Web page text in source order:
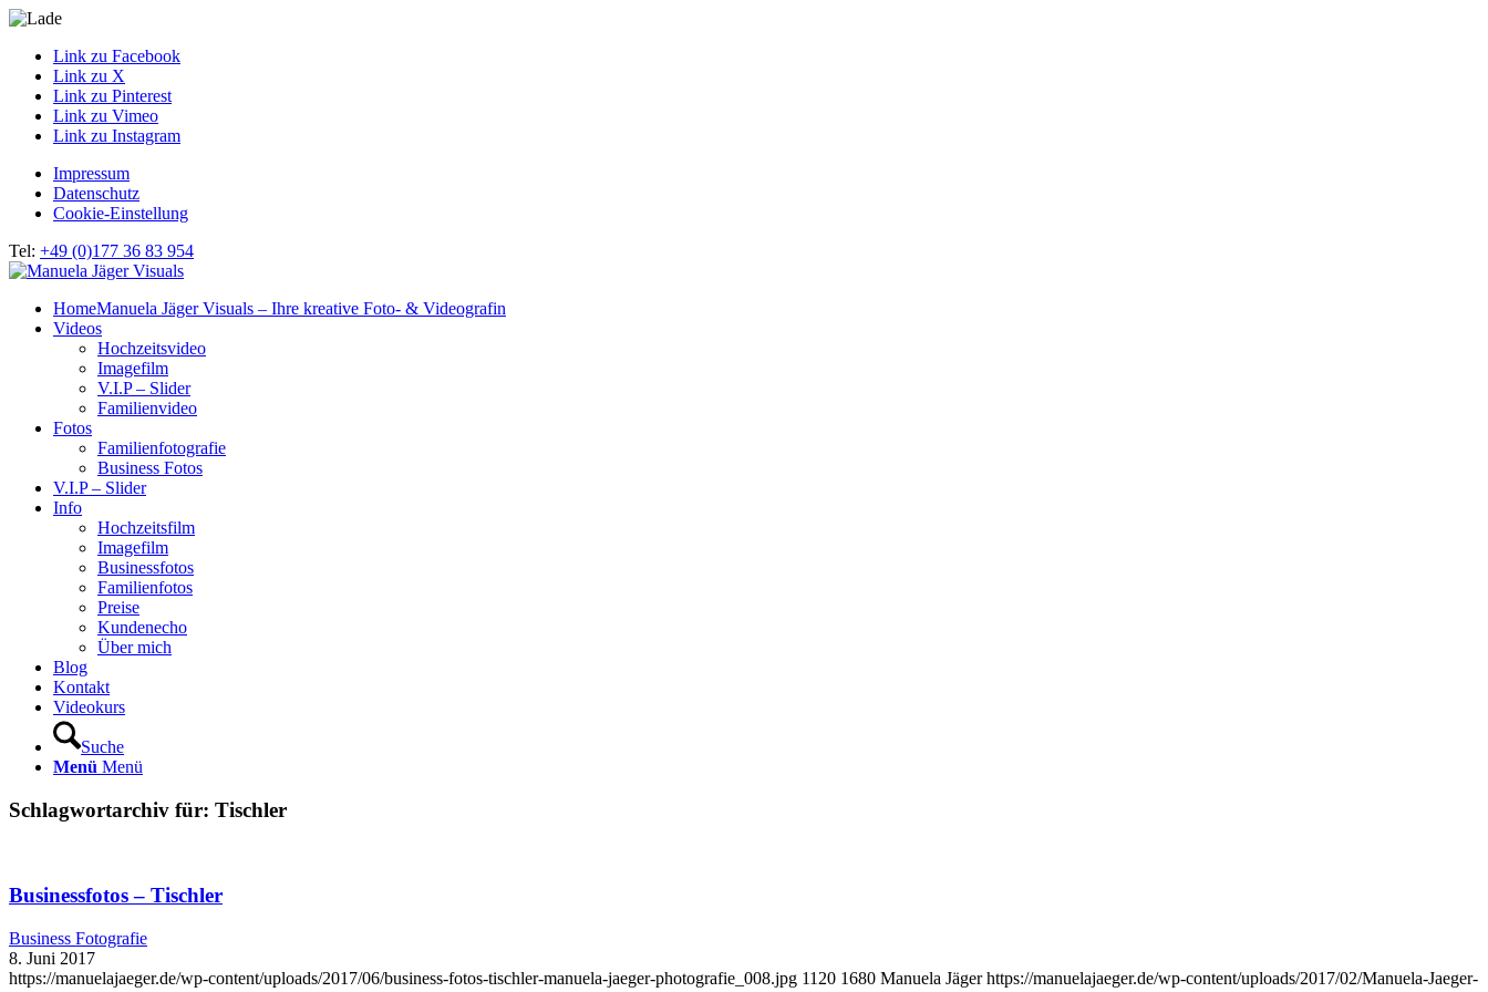
Link zu Facebook
Link zu X
Link zu Pinterest
Link zu Vimeo
Link zu Instagram
Impressum
Datenschutz
Cookie-Einstellung
Tel: +49 (0)177 36 83 954
HomeManuela Jäger Visuals – Ihre kreative Foto- & Videografin
Videos
Hochzeitsvideo
Imagefilm
V.I.P – Slider
Familienvideo
Fotos
Familienfotografie
Business Fotos
V.I.P – Slider
Info
Hochzeitsfilm
Imagefilm
Businessfotos
Familienfotos
Preise
Kundenecho
Über mich
Blog
Kontakt
Videokurs
Suche
Menü Menü
Schlagwortarchiv für: Tischler
Businessfotos – Tischler
Business Fotografie
8. Juni 2017
https://manuelajaeger.de/wp-content/uploads/2017/06/business-fotos-tischler-manuela-jaeger-photografie_008.jpg 1120 1680 Manuela Jäger https://manuelajaeger.de/wp-content/uploads/2017/02/Manuela-Jaeger-